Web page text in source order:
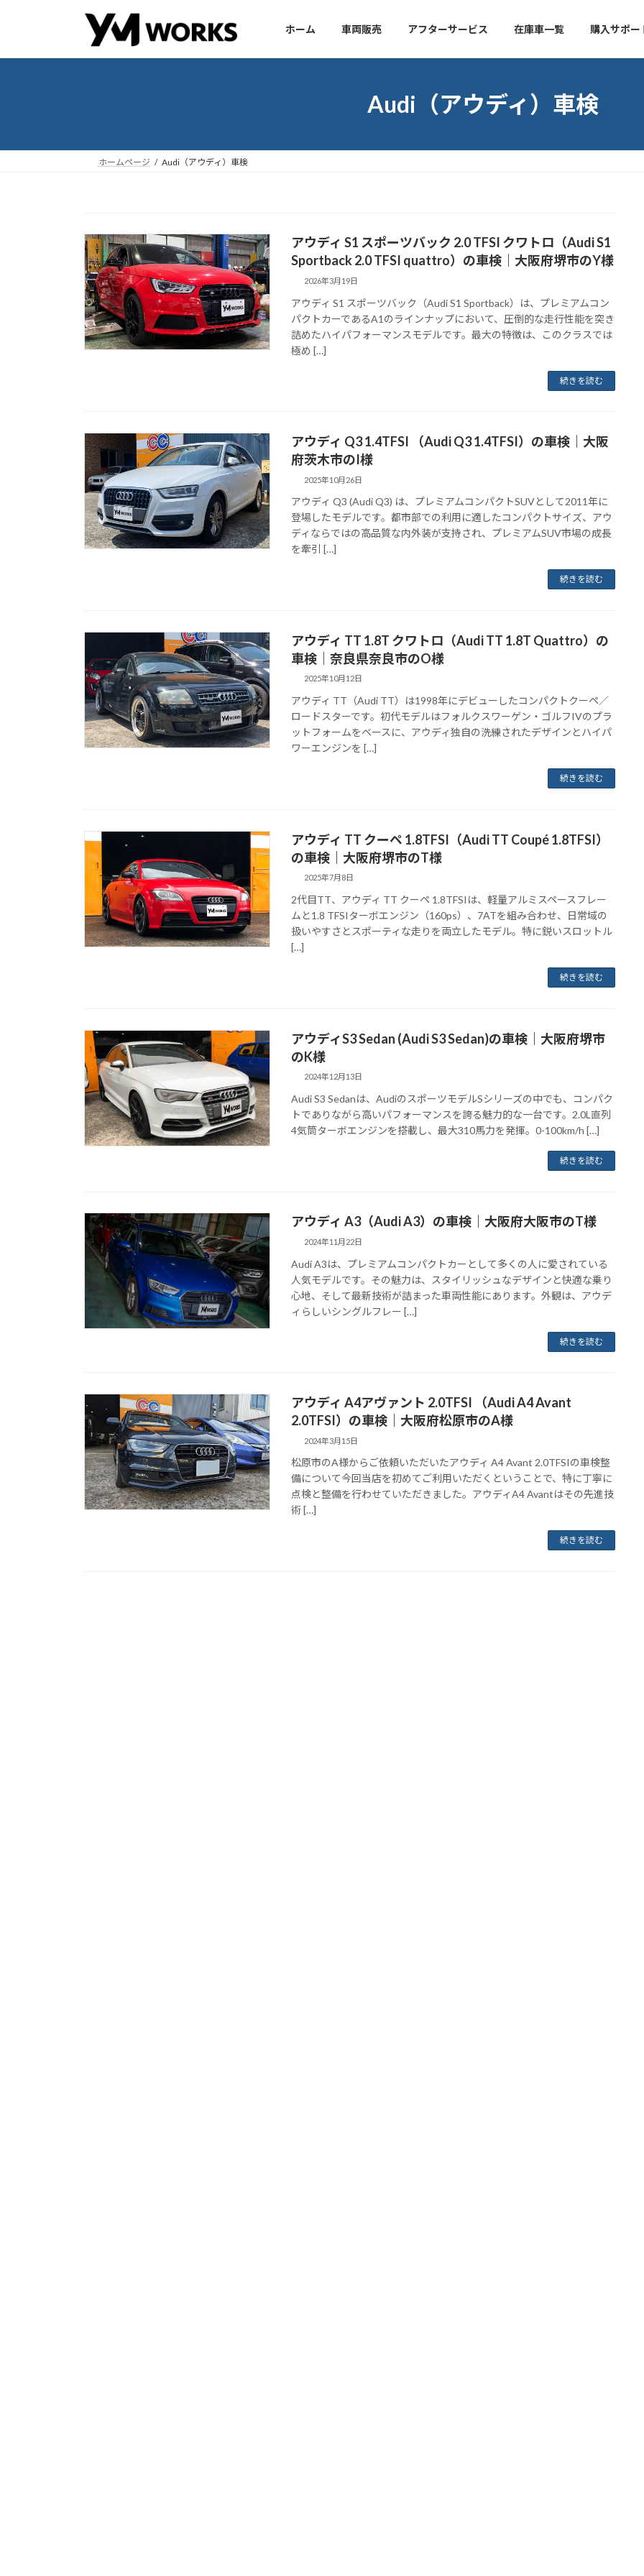
ン
ー
ホーム 車両販売 アフターサービス 在庫車一覧 購入サポー
Audi（アウディ）車検
ホームページ Audi（アウディ）車検
アウディ S1 スポーツバック 2.0 TFSI クワトロ（Audi S1
Sportback 2.0 TFSI quattro）の車検｜大阪府堺市のY様
2026年3月19日
アウディ S1 スポーツバック（Audi S1 Sportback）は、プレミアムコン
パクトカーであるA1のラインナップにおいて、圧倒的な走行性能を突き
詰めたハイパフォーマンスモデルです。最大の特徴は、このクラスでは
極め […]
続きを読む
アウディ Q3 1.4TFSI （Audi Q3 1.4TFSI）の車検｜大阪
府茨木市のI様
2025年10月26日
アウディ Q3 (Audi Q3) は、プレミアムコンパクトSUVとして2011年に
登場したモデルです。都市部での利用に適したコンパクトサイズ、アウ
ディならではの高品質な内外装が支持され、プレミアムSUV市場の成長
を牽引 […]
続きを読む
アウディ TT 1.8T クワトロ（Audi TT 1.8T Quattro）の
車検｜奈良県奈良市のO様
2025年10月12日
アウディ TT（Audi TT）は1998年にデビューしたコンパクトクーペ／
ロードスターです。初代モデルはフォルクスワーゲン・ゴルフIVのプラ
ットフォームをベースに、アウディ独自の洗練されたデザインとハイパ
ワーエンジンを […]
続きを読む
アウディ TT クーペ 1.8TFSI（Audi TT Coupé 1.8TFSI）
の車検｜大阪府堺市のT様
2025年7月8日
2代目TT、アウディ TT クーペ 1.8TFSIは、軽量アルミスペースフレー
ムと1.8 TFSIターボエンジン（160ps）、7ATを組み合わせ、日常域の
扱いやすさとスポーティな走りを両立したモデル。特に鋭いスロットル
[…]
続きを読む
アウディS3 Sedan (Audi S3 Sedan)の車検｜大阪府堺市
のK様
2024年12月13日
Audi S3 Sedanは、AudiのスポーツモデルSシリーズの中でも、コンパク
トでありながら高いパフォーマンスを誇る魅力的な一台です。2.0L直列
4気筒ターボエンジンを搭載し、最大310馬力を発揮。0-100km/h […]
続きを読む
アウディ A3（Audi A3）の車検｜大阪府大阪市のT様
2024年11月22日
Audi A3は、プレミアムコンパクトカーとして多くの人に愛されている
人気モデルです。その魅力は、スタイリッシュなデザインと快適な乗り
心地、そして最新技術が詰まった車両性能にあります。外観は、アウデ
ィらしいシングルフレー […]
続きを読む
アウディ A4アヴァント 2.0TFSI （Audi A4 Avant
2.0TFSI）の車検｜大阪府松原市のA様
2024年3月15日
松原市のA様からご依頼いただいたアウディ A4 Avant 2.0TFSIの車検整
備について今回当店を初めてご利用いただくということで、特に丁寧に
点検と整備を行わせていただきました。アウディA4 Avantはその先進技
術 […]
続きを読む